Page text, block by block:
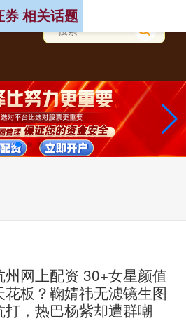
券 相关话题
州网上配资 30+女星颜值
花板？鞠婧祎无滤镜生图
打，热巴杨紫却遭群嘲